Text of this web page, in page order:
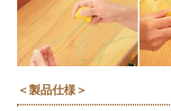
＜製品仕様＞